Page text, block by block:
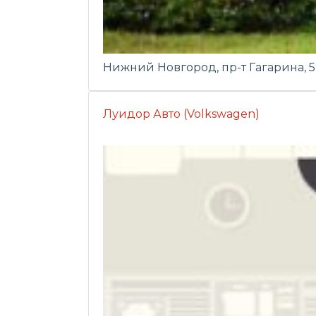
Нижний Новгород, пр-т Гагарина,
Луидор Авто (Volkswagen)